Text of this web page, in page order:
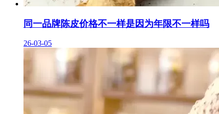
同一品牌陈皮价格不一样是因为年限不一样吗
26-03-05